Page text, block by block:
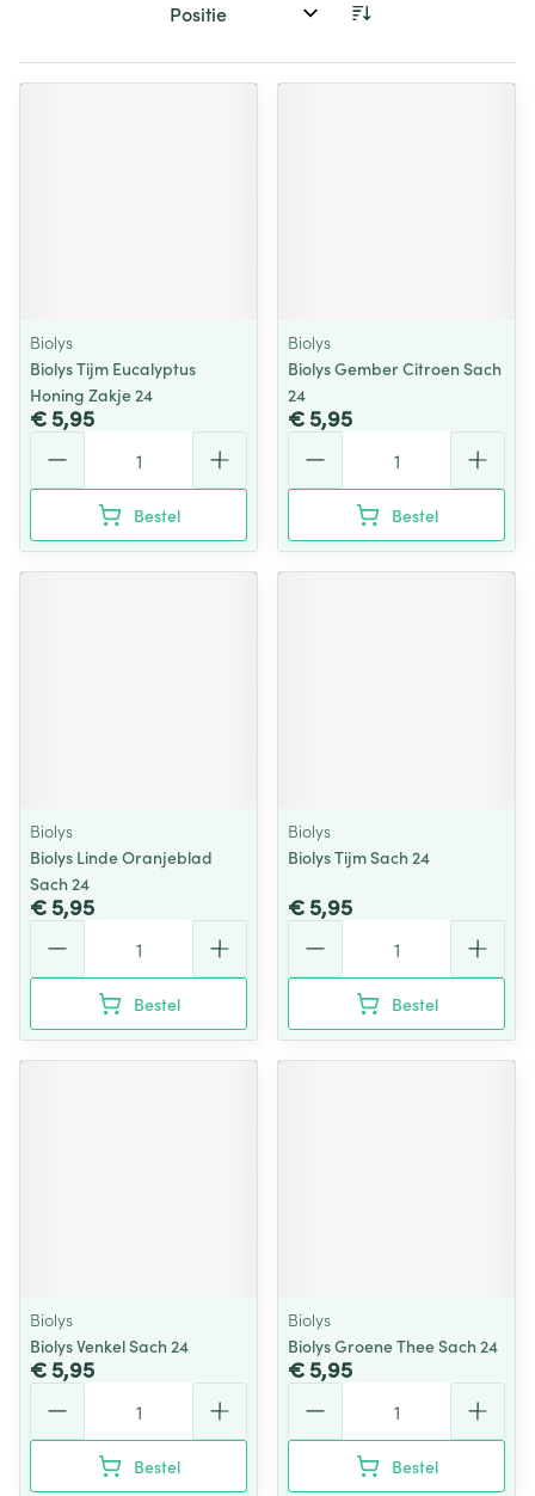
Sorteer op:
Biolys
Biolys Tijm Eucalyptus
Honing Zakje 24
€ 5,95
Bestel
Biolys
Biolys Gember Citroen Sach
24
€ 5,95
Bestel
Biolys
Biolys Linde Oranjeblad
Sach 24
€ 5,95
Bestel
Biolys
Biolys Tijm Sach 24
€ 5,95
Bestel
Biolys
Biolys Venkel Sach 24
€ 5,95
Bestel
Biolys
Biolys Groene Thee Sach 24
€ 5,95
Bestel